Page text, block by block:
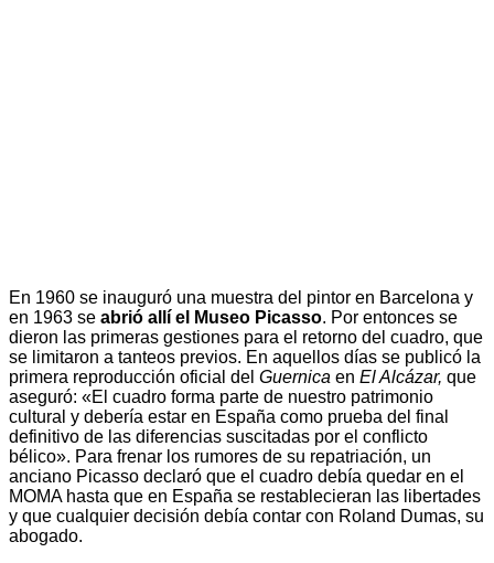
En 1960 se inauguró una muestra del pintor en Barcelona y
en 1963 se abrió allí el Museo Picasso. Por entonces se
dieron las primeras gestiones para el retorno del cuadro, que
se limitaron a tanteos previos. En aquellos días se publicó la
primera reproducción oficial del Guernica en El Alcázar, que
aseguró: «El cuadro forma parte de nuestro patrimonio
cultural y debería estar en España como prueba del final
definitivo de las diferencias suscitadas por el conflicto
bélico». Para frenar los rumores de su repatriación, un
anciano Picasso declaró que el cuadro debía quedar en el
MOMA hasta que en España se restablecieran las libertades
y que cualquier decisión debía contar con Roland Dumas, su
abogado.